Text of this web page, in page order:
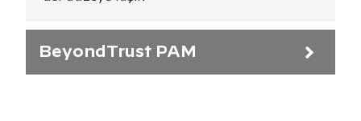
BeyondTrust PAM